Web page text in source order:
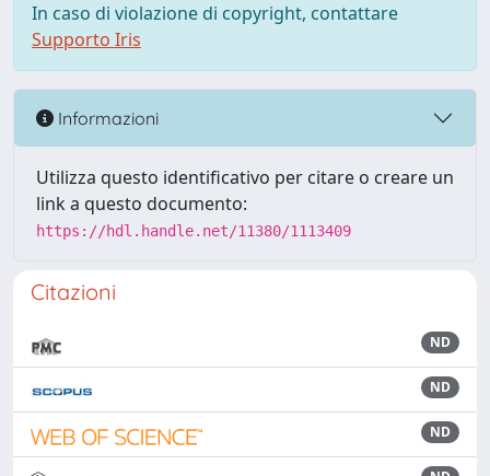
In caso di violazione di copyright, contattare
Supporto Iris
Informazioni
Utilizza questo identificativo per citare o creare un
link a questo documento:
https://hdl.handle.net/11380/1113409
Citazioni
ND
ND
ND